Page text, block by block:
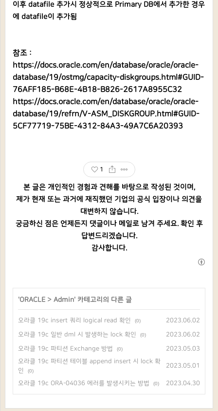
이후 datafile 추가시 정상적으로 Primary DB에서 추가한 경우
에 datafile이 추가됨
참조 :
https://docs.oracle.com/en/database/oracle/oracle-
database/19/ostmg/capacity-diskgroups.html#GUID-
76AFF185-B68E-4B18-B826-2617A8955C32
https://docs.oracle.com/en/database/oracle/oracle-
database/19/refrn/V-ASM_DISKGROUP.html#GUID-
5CF77719-75BE-4312-84A3-49A7C6A20393
1
본 글은 개인적인 경험과 견해를 바탕으로 작성된 것이며,
제가 현재 또는 과거에 재직했던 기업의 공식 입장이나 의견을
대변하지 않습니다.
궁금하신 점은 언제든지 댓글이나 메일로 남겨 주세요. 확인 후
답변드리겠습니다.
감사합니다.
'ORACLE > Admin' 카테고리의 다른 글
오라클 19c insert 쿼리 logical read 확인 (0) 2023.06.02
오라클 19c 일반 dml 시 발생하는 lock 확인 (0) 2023.06.02
오라클 19c 파티션 Exchange 방법 (0)
2023.05.03
오라클 19c 파티션 테이블 append insert 시 lock 확
인
(0)
2023.05.01
오라클 19c ORA-04036 에러를 발생시키는 방법 (0) 2023.04.30